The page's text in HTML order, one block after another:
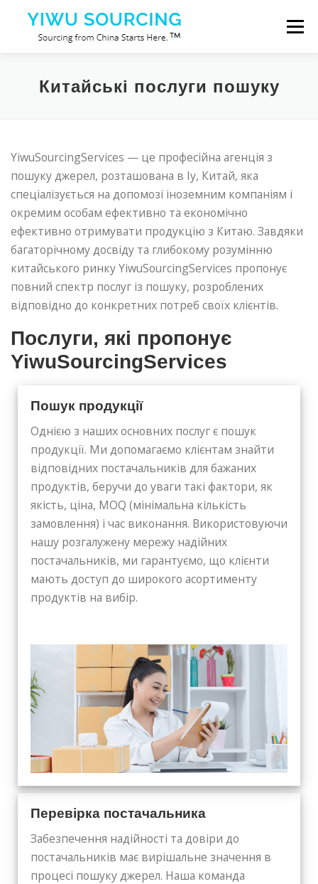
Перейти до вмісту
Меню
Послуги Місто Іу
Китайські послуги пошуку
YiwuSourcingServices — це професійна агенція з
пошуку джерел, розташована в Іу, Китай, яка
спеціалізується на допомозі іноземним компаніям і
окремим особам ефективно та економічно
ефективно отримувати продукцію з Китаю. Завдяки
багаторічному досвіду та глибокому розумінню
китайського ринку YiwuSourcingServices пропонує
повний спектр послуг із пошуку, розроблених
відповідно до конкретних потреб своїх клієнтів.
Послуги, які пропонує
YiwuSourcingServices
Пошук продукції
Однією з наших основних послуг є пошук
продукції. Ми допомагаємо клієнтам знайти
відповідних постачальників для бажаних
продуктів, беручи до уваги такі фактори, як
якість, ціна, MOQ (мінімальна кількість
замовлення) і час виконання. Використовуючи
нашу розгалужену мережу надійних
постачальників, ми гарантуємо, що клієнти
мають доступ до широкого асортименту
продуктів на вибір.
Перевірка постачальника
Забезпечення надійності та довіри до
постачальників має вирішальне значення в
процесі пошуку джерел. Наша команда